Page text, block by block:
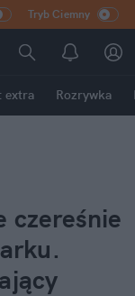
Tryb Ciemny
extra Rozrywka
czereśnie